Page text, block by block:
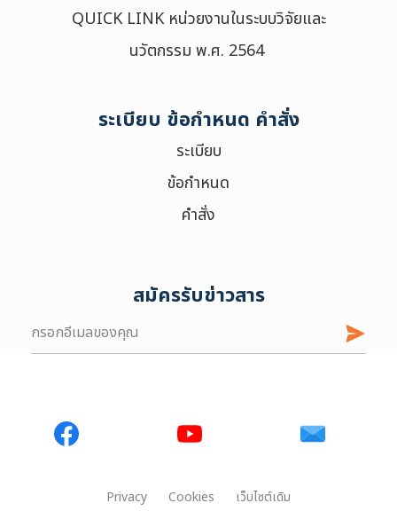
QUICK LINK หน่วยงานในระบบวิจัยและ
นวัตกรรม พ.ศ. 2564
ระเบียบ ข้อกำหนด คำสั่ง
ระเบียบ
ข้อกำหนด
คำสั่ง
สมัครรับข่าวสาร
Privacy Cookies เว็บไซต์เดิม